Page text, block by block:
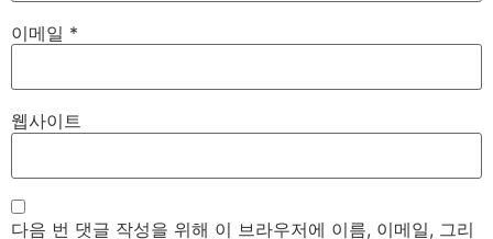
이메일 *
웹사이트
다음 번 댓글 작성을 위해 이 브라우저에 이름, 이메일, 그리